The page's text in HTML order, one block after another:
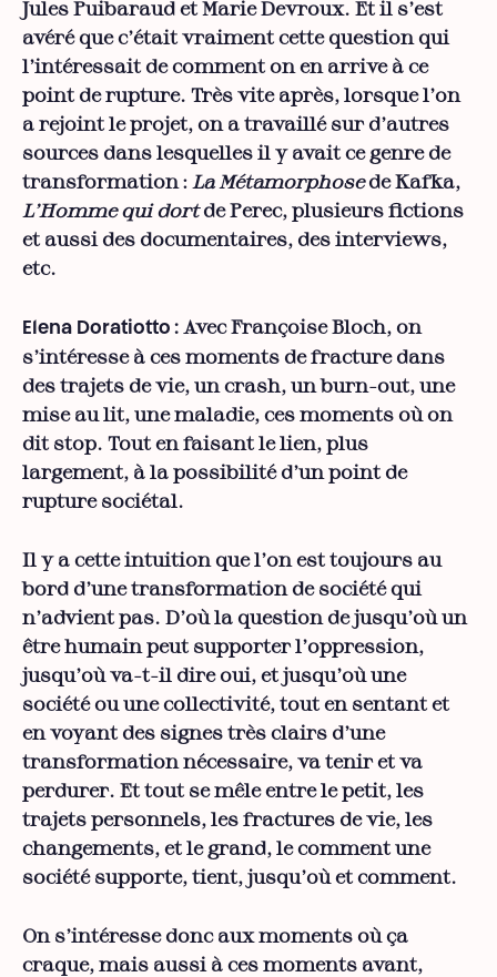
Jules Puibaraud et Marie Devroux. Et il s’est
avéré que c’était vraiment cette question qui
l’intéressait de comment on en arrive à ce
point de rupture. Très vite après, lorsque l’on
a rejoint le projet, on a travaillé sur d’autres
sources dans lesquelles il y avait ce genre de
transformation : La Métamorphosede Kafka,
L'Homme qui dortde Perec, plusieurs fictions
et aussi des documentaires, des interviews,
etc.
Elena Doratiotto : Avec Françoise Bloch, on
s’intéresse à ces moments de fracture dans
des trajets de vie, un crash, un burn-out, une
mise au lit, une maladie, ces moments où on
dit stop. Tout en faisant le lien, plus
largement, à la possibilité d’un point de
rupture sociétal.
Il y a cette intuition que l’on est toujours au
bord d’une transformation de société qui
n’advient pas. D’où la question de jusqu’où un
être humain peut supporter l’oppression,
jusqu’où va-t-il dire oui, et jusqu’où une
société ou une collectivité, tout en sentant et
en voyant des signes très clairs d’une
transformation nécessaire, va tenir et va
perdurer. Et tout se mêle entre le petit, les
trajets personnels, les fractures de vie, les
changements, et le grand, le comment une
société supporte, tient, jusqu’où et comment.
On s’intéresse donc aux moments où ça
craque, mais aussi à ces moments avant,